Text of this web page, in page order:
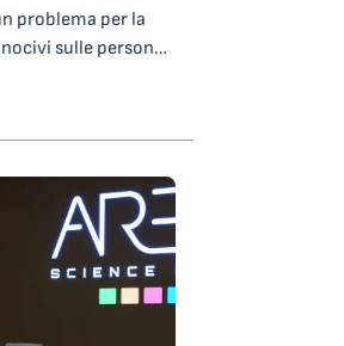
problema per la
sulle persone
i
e, per questo,
Trieste, azienda
scientifico di Area
una soluzione
e del
come